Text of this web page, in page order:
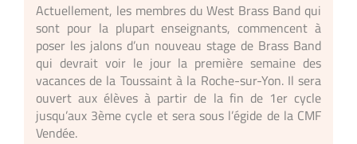
Actuellement, les membres du West Brass Band qui
sont pour la plupart enseignants, commencent à
poser les jalons d’un nouveau stage de Brass Band
qui devrait voir le jour la première semaine des
vacances de la Toussaint à la Roche-sur-Yon. Il sera
ouvert aux élèves à partir de la fin de 1er cycle
jusqu’aux 3ème cycle et sera sous l’égide de la CMF
Vendée.